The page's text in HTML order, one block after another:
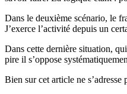
Dans le deuxième scénario, le
J’exerce l’activité depuis un
Dans cette dernière situation,
pire il s’oppose
Bien sur cet article ne